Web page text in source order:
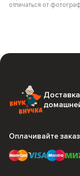
отличаться от
Оплачивайте